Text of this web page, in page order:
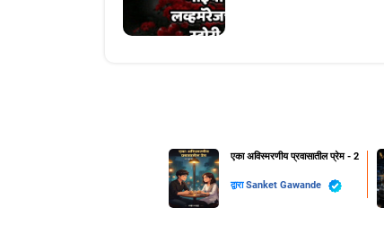
एका अविस्मरणीय प्रवासातील प्रेम - 2
द्वाराSanket Gawande